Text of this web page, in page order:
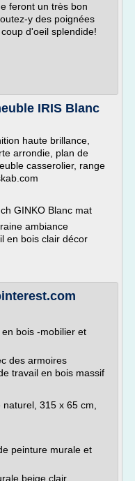
feront un très bon
y des poignées
d'oeil splendide!
IRIS Blanc
haute brillance,
arrondie, plan de
casserolier, range
GINKO Blanc mat
ambiance
en bois clair décor
bois -mobilier et
des armoires
travail en bois massif
315 x 65 cm,
peinture murale et
beige clair,...